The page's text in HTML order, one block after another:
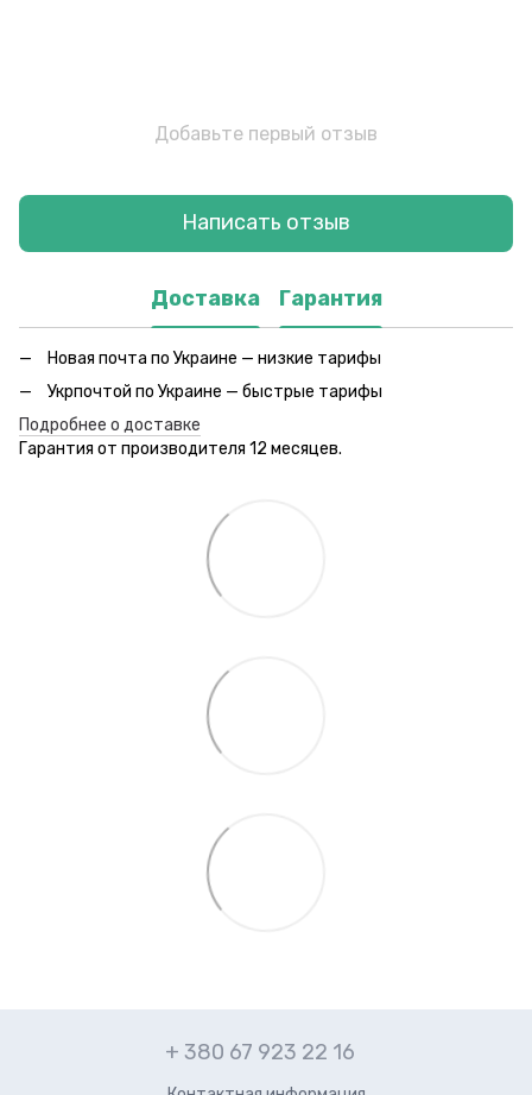
Добавьте первый отзыв
Написать отзыв
Доставка Гарантия
Новая почта по Украине — низкие тарифы
Укрпочтой по Украине — быстрые тарифы
Подробнее о доставке
Гарантия от производителя 12 месяцев.
+ 380 67 923 22 16